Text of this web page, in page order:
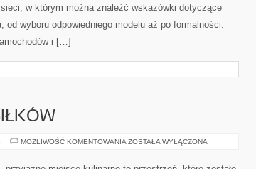
w którym można znaleźć wskazówki dotyczące
wyboru odpowiedniego modelu aż po formalności.
i […]
MOŻLIWOŚĆ KOMENTOWANIA PLANOWANIE
ZOSTAŁA WYŁĄCZONA